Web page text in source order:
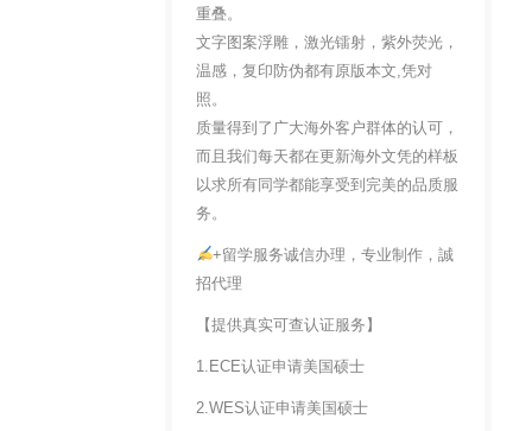
重叠。
文字图案浮雕，激光镭射，紫外荧光，
温感，复印防伪都有原版本文,凭对
照。
质量得到了广大海外客户群体的认可，
而且我们每天都在更新海外文凭的样板
以求所有同学都能享受到完美的品质服
务。
+留学服务诚信办理，专业制作，誠
招代理
【提供真实可查认证服务】
1.ECE认证申请美国硕士
2.WES认证申请美国硕士